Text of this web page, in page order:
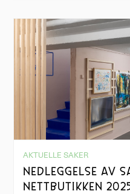
AKTUELLE SAKER
NEDLEGGELSE AV
NETTBUTIKKEN